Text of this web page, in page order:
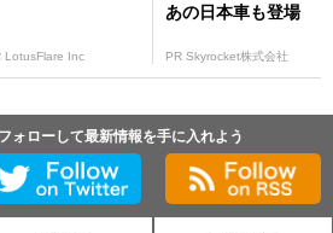
LotusFlare Inc
あの日本車も登場
PR Skyrocket株式会社
ォローして最新情報を手に入れよう